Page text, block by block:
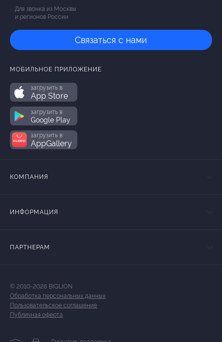
Для звонка из Москвы
и регионов России
Связаться с нами
МОБИЛЬНОЕ ПРИЛОЖЕНИЕ
загрузить в
App Store
загрузить в
Google Play
загрузить в
AppGallery
КОМПАНИЯ
ИНФОРМАЦИЯ
ПАРТНЕРАМ
© 2010-2026 BIGLION
Обработка персональных данных
Пользовательское соглашение
Публичная оферта